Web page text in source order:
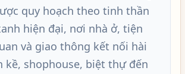
quy hoạch theo tinh thần
hiện đại, nơi nhà ở, tiện
và giao thông kết nối hài
kề, shophouse, biệt thự đến